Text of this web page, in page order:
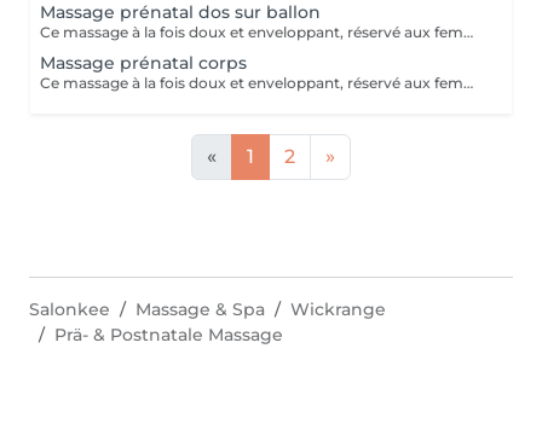
Massage prénatal dos sur ballon
Ce massage à la fois doux et enveloppant, réservé aux femmes enceintes dès le 3ème mois de grossesse . Il permettra de vous détendre des tensions occasionnées par votre grossesse . Ne laissez pas la fatigue et les courbatures vous empêcher de profiter de ce beau moment .
Massage prénatal corps
Ce massage à la fois doux et enveloppant, réservé aux femmes enceintes dès le 3ème de grossesse . Il permettra de vous détendre des tensions occasionnées par votre grossesse . Ne laissez pas la fatigue et les courbatures vous empêcher de profiter de ce beau moment .
« 1 2 »
Salonkee Massage & Spa
Wickrange
Prä- & Postnatale Massage